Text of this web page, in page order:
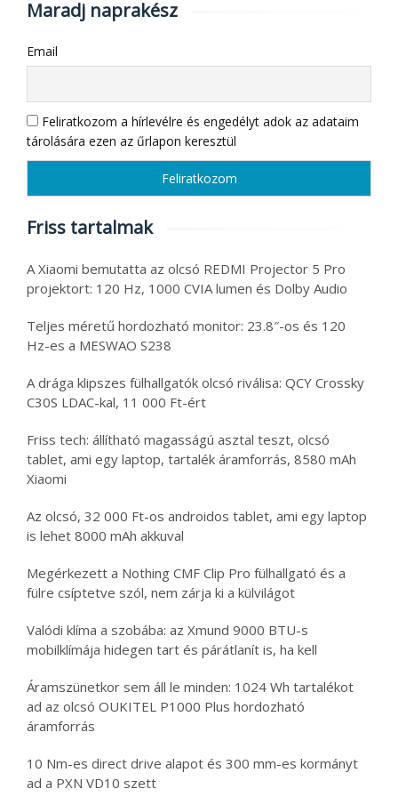
Maradj naprakész
Email
Feliratkozom a hírlevélre és engedélyt adok az adataim
tárolására ezen az űrlapon keresztül
Friss tartalmak
A Xiaomi bemutatta az olcsó REDMI Projector 5 Pro
projektort: 120 Hz, 1000 CVIA lumen és Dolby Audio
Teljes méretű hordozható monitor: 23.8″-os és 120
Hz-es a MESWAO S238
A drága klipszes fülhallgatók olcsó riválisa: QCY Crossky
C30S LDAC-kal, 11 000 Ft-ért
Friss tech: állítható magasságú asztal teszt, olcsó
tablet, ami egy laptop, tartalék áramforrás, 8580 mAh
Xiaomi
Az olcsó, 32 000 Ft-os androidos tablet, ami egy laptop
is lehet 8000 mAh akkuval
Megérkezett a Nothing CMF Clip Pro fülhallgató és a
fülre csíptetve szól, nem zárja ki a külvilágot
Valódi klíma a szobába: az Xmund 9000 BTU-s
mobilklímája hidegen tart és párátlanít is, ha kell
Áramszünetkor sem áll le minden: 1024 Wh tartalékot
ad az olcsó OUKITEL P1000 Plus hordozható
áramforrás
10 Nm-es direct drive alapot és 300 mm-es kormányt
ad a PXN VD10 szett